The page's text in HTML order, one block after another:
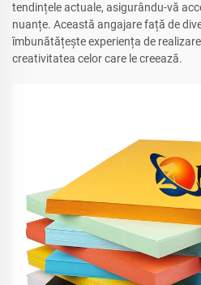
tendințele actuale, asigurându-vă
nuanțe. Această angajare față de
îmbunătățește experiența de
creativitatea celor care le creează.